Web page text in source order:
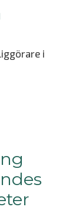
i